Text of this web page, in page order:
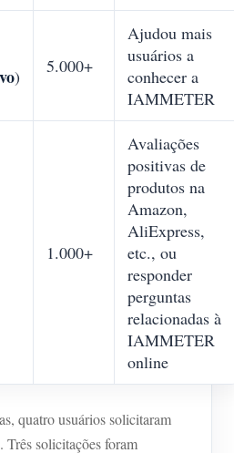
) 5.000+
Ajudou mais
usuários a
conhecer a
IAMMETER
1.000+
Avaliações
positivas de
produtos na
Amazon,
AliExpress,
etc., ou
responder
perguntas
relacionadas à
IAMMETER
online
quatro usuários solicitaram
Três solicitações foram